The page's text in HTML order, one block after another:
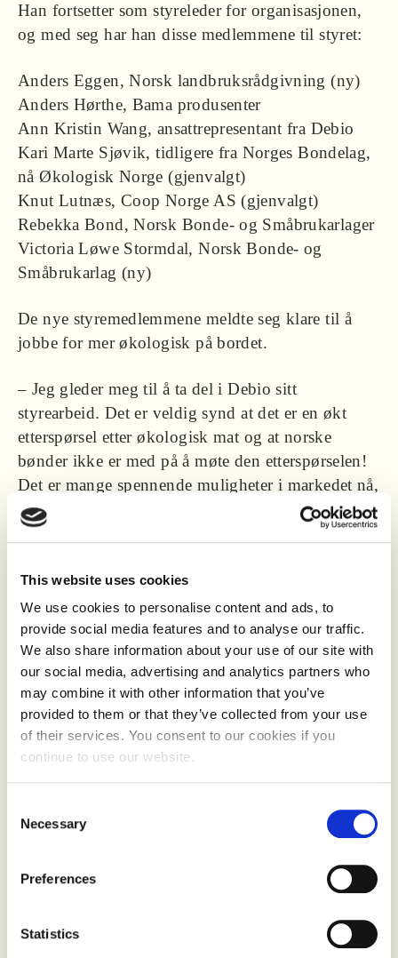
This website uses cookies
We use cookies to personalise content and ads, to
provide social media features and to analyse our traffic.
We also share information about your use of our site with
our social media, advertising and analytics partners who
may combine it with other information that you’ve
provided to them or that they’ve collected from your use
of their services. You consent to our cookies if you
continue to use our website.
Selection
Necessary
Preferences
Statistics
Han fortsetter som styreleder for organisasjonen,
og med seg har han disse medlemmene til styret:
Anders Eggen, Norsk landbruksrådgivning (ny)
Anders Hørthe, Bama produsenter
Ann Kristin Wang, ansattrepresentant fra Debio
Kari Marte Sjøvik, tidligere fra Norges Bondelag,
nå Økologisk Norge (gjenvalgt)
Knut Lutnæs, Coop Norge AS (gjenvalgt)
Rebekka Bond, Norsk Bonde- og Småbrukarlager
Victoria Løwe Stormdal, Norsk Bonde- og
Småbrukarlag (ny)
De nye styremedlemmene meldte seg klare til å
jobbe for mer økologisk på bordet.
– Jeg gleder meg til å ta del i Debio sitt
styrearbeid. Det er veldig synd at det er en økt
etterspørsel etter økologisk mat og at norske
bønder ikke er med på å møte den etterspørselen!
Det er mange spennende muligheter i markedet nå,
og jeg håper Debio kan tiltrekke seg nye
produsenter og at det blir en selvfølge å finne det
nytt styremedlem, Victoria Løwe Stormdal.
Torilll Malmstrøm fra Norges kvinne- og
familieforbund ble erstattet av Anders Eggen, og
Viktoria Løwe Stormdal kom inn for Emil Beddari
fra Framtiden i våre hender. Styreleder takket
Malmstrøm og Beddari for innsatsen og ønsket de
to ny velkommen. Ros fikk også valgkomiteen.
for både primærnæring, tilknyttede organisasjoner
og omsetningsleddet, kommenterer styreleder,
grundig diskutert. Styrelederen var tydelig på at